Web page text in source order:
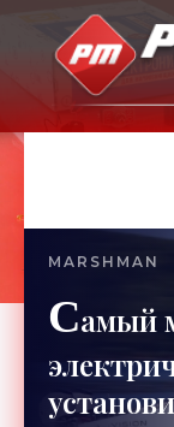
MARSHMAN
Самый